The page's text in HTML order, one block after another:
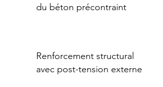
du béton précontraint
Renforcement structural
avec post-tension externe